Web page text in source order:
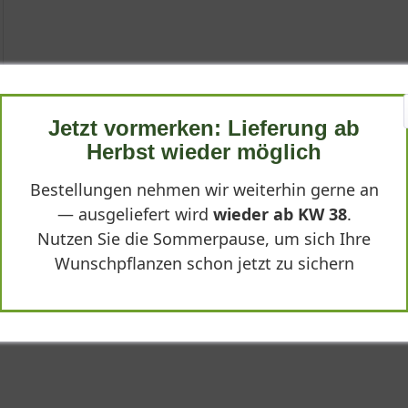
'Rosea'
'Rosea', ist eine bezaubernde Staude, die mit ihrer
robuste und anspruchslose Pflanze besticht durch ihren
und die Vorliebe für frische bis feuchte Böden machen
vier Pflanzen pro Quadratmeter ihre volle Wirkung entfaltet.
Stauden, die durch ihre Zuverlässigkeit und Schönheit
In diesem Abschnitt erfahren Sie mehr über ihre
'Rosea'"
Jetzt vormerken: Lieferung ab
Herbst wieder möglich
Bestellungen nehmen wir weiterhin gerne an
— ausgeliefert wird wieder ab KW 38.
Nutzen Sie die Sommerpause, um sich Ihre
Wunschpflanzen schon jetzt zu sichern